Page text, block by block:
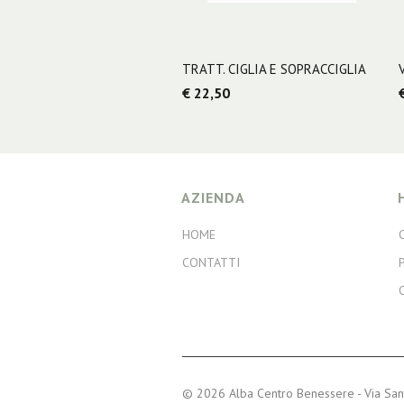
TRATT. CIGLIA E SOPRACCIGLIA
€ 22,50
AZIENDA
HOME
CONTATTI
© 2026 Alba Centro Benessere - Via